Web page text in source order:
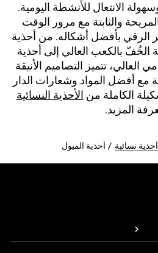
الانتعال للأنشطة اليومية.
والثابتة مع مرور الوقت
الرقي بأفضل أشكاله. من أحذية
بالكعب العالي إلى أحذية
العالي، تتميز التصاميم الأنيقة
مع أفضل المواد وشعارات الدار
الكاملة من الأحذية النسائية
المزيد.
نسائية أحذية الميول